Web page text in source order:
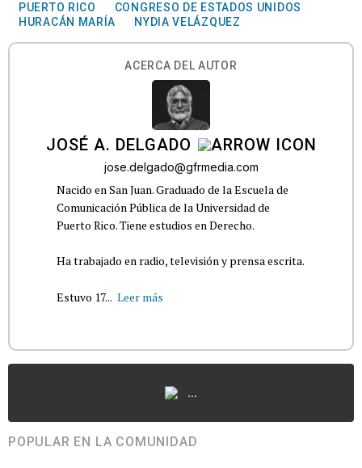
PUERTO RICO
CONGRESO DE ESTADOS UNIDOS
HURACÁN MARÍA
NYDIA VELÁZQUEZ
ACERCA DEL AUTOR
JOSÉ A. DELGADO
jose.delgado@gfrmedia.com
Nacido en San Juan. Graduado de la Escuela de
Comunicación Pública de la Universidad de
Puerto Rico. Tiene estudios en Derecho.
Ha trabajado en radio, televisión y prensa escrita.
Estuvo 17... Leer más
...
POPULAR EN LA COMUNIDAD